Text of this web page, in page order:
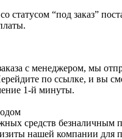
статусом “под заказ”
с менеджером, мы
по ссылке, и вы
1-й минуты.
средств безналичным
нашей компании для